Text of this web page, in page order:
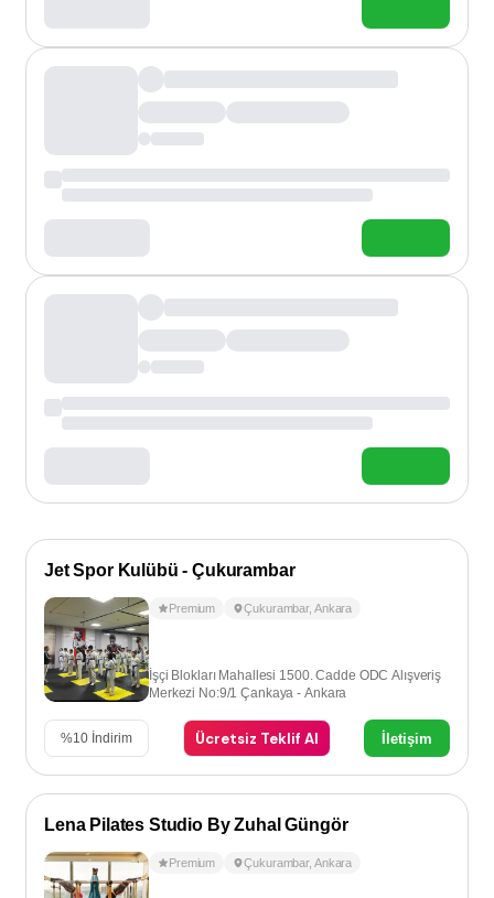
Jet Spor Kulübü - Çukurambar
Premium Çukurambar, Ankara
İşçi Blokları Mahallesi 1500. Cadde ODC Alışveriş
Merkezi No:9/1 Çankaya - Ankara
%10 İndirim Ücretsiz Teklif Al İletişim
Lena Pilates Studio By Zuhal Güngör
Premium Çukurambar, Ankara